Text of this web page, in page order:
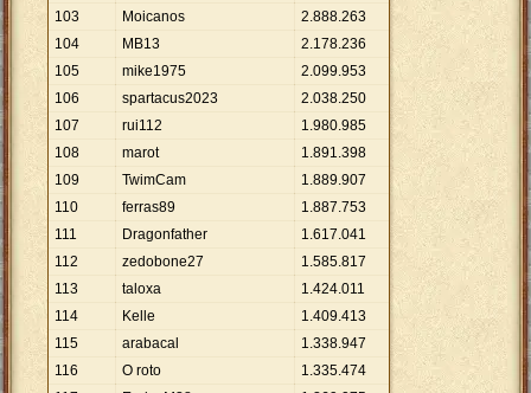
103
Moicanos 2.888.263
104
MB13 2.178.236
105
mike1975 2.099.953
106
spartacus2023 2.038.250
107
rui112 1.980.985
108
marot 1.891.398
109
TwimCam 1.889.907
110
ferras89 1.887.753
111
Dragonfather 1.617.041
112
zedobone27 1.585.817
113
taloxa 1.424.011
114
Kelle 1.409.413
115
arabacal 1.338.947
116
O roto 1.335.474